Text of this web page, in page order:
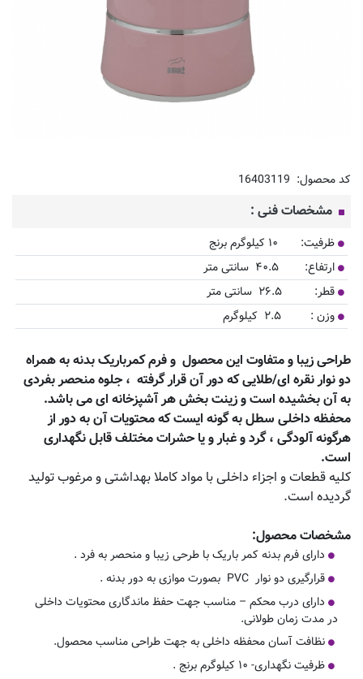
کد محصول: 16403119
مشخصات فنی :
ظرفیت: ۱۰ کیلوگرم برنج
ارتفاع: ۴۰.۵ سانتی متر
قطر: ۲۶.۵ سانتی متر
وزن : ۲.۵ کیلوگرم
طراحی زیبا و متفاوت این محصول و فرم کمرباریک بدنه به همراه
دو نوار نقره ای/طلایی که دور آن قرار گرفته ، جلوه منحصر بفردی
به آن بخشیده است و زینت بخش هر آشپزخانه ای می باشد.
محفظه داخلی سطل به گونه ایست که محتویات آن به دور از
هرگونه آلودگی ، گرد و غبار و یا حشرات مختلف قابل نگهداری
است.
کلیه قطعات و اجزاء داخلی با مواد کاملا بهداشتی و مرغوب تولید
گردیده است.
مشخصات محصول:
دارای فرم بدنه کمر باریک با طرحی زیبا و منحصر به فرد .
قرارگیری دو نوار PVC بصورت موازی به دور بدنه .
دارای درب محکم – مناسب جهت حفظ ماندگاری محتویات داخلی
در مدت زمان طولانی.
نظافت آسان محفظه داخلی به جهت طراحی مناسب محصول.
ظرفیت نگهداری- ۱۰ کیلوگرم برنج .